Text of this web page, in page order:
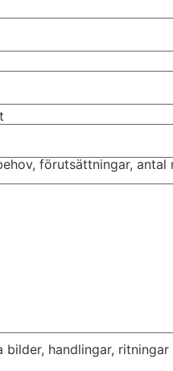
förutsättningar, antal
bilder, handlingar, ritningar